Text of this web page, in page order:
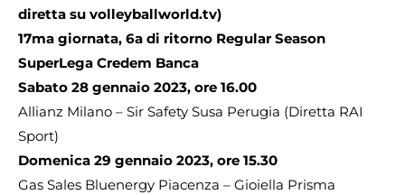
diretta su volleyballworld.tv)
17ma giornata, 6a di ritorno Regular Season
SuperLega Credem Banca
Sabato 28 gennaio 2023, ore 16.00
Allianz Milano – Sir Safety Susa Perugia (Diretta RAI
Sport)
Domenica 29 gennaio 2023, ore 15.30
Gas Sales Bluenergy Piacenza – Gioiella Prisma